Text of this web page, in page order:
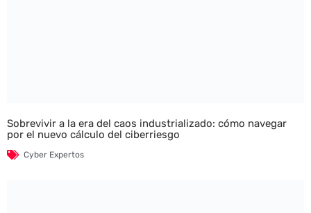
Sobrevivir a la era del caos industrializado: cómo navegar
por el nuevo cálculo del ciberriesgo
Cyber Expertos